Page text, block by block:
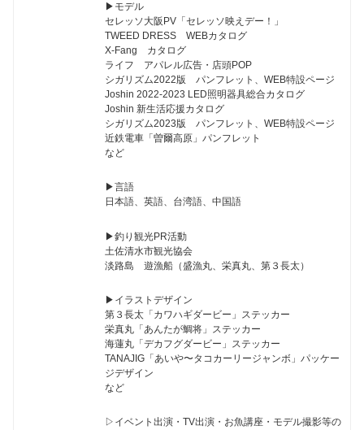
▶︎モデル
セレッソ大阪PV「セレッソ映えデー！」
TWEED DRESS WEBカタログ
X-Fang カタログ
ライフ アパレル広告・店頭POP
シガリズム2022版 パンフレット、WEB特設ページ
Joshin 2022-2023 LED照明器具総合カタログ
Joshin 新生活応援カタログ
シガリズム2023版 パンフレット、WEB特設ページ
近鉄電車「曽爾高原」パンフレット
など
▶︎言語
日本語、英語、台湾語、中国語
▶︎釣り観光PR活動
土佐清水市観光協会
淡路島 遊漁船（盛漁丸、栄真丸、第３長太）
▶︎イラストデザイン
第３長太「カワハギダービー」ステッカー
栄真丸「あんたが鯛将」ステッカー
海蓮丸「デカフグダービー」ステッカー
TANAJIG「あいや〜タコカーリージャンボ」パッケー
ジデザイン
など
▷イベント出演・TV出演・お魚講座・モデル撮影等の